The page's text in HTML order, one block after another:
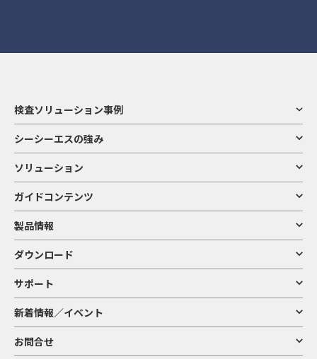
検査ソリューション事例
シーシーエスの強み
ソリューション
ガイドコンテンツ
製品情報
ダウンロード
サポート
新着情報／イベント
お問合せ